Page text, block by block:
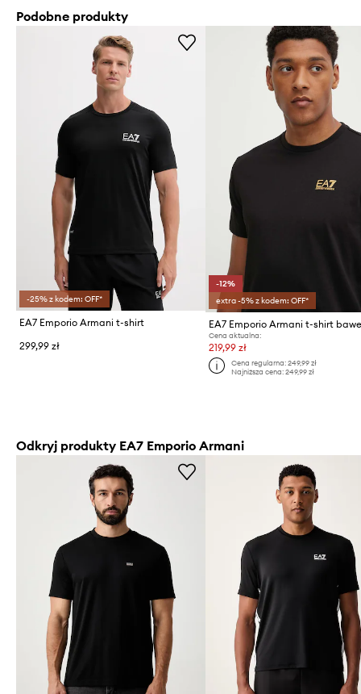
Podobne produkty
-25% z kodem: OFF*
EA7 Emporio Armani t-shirt
299,99 zł
-12%
extra -5% z kodem: OFF*
Cena aktualna:
219,99 zł
Cena regularna: 249,99 zł
Najniższa cena: 249,99 zł
Odkryj produkty EA7 Emporio Armani